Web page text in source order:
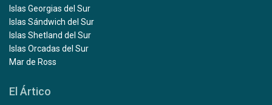
Islas Georgias del Sur
Islas Sándwich del Sur
Islas Shetland del Sur
Islas Orcadas del Sur
Mar de Ross
El Ártico